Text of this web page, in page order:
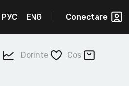
РУС ENG Conectare
Dorinte Cos